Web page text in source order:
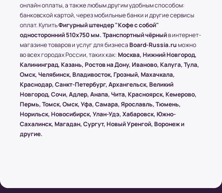
(!) Все товары защищены от внешнего
воздействия посредством специальной
упаковки.
Условия оплаты в интернет-
супермаркете Board-Russia.ru
Наличный расчет
Клиент может оплатить заказ после получения
товара от курьера. По запросу клиента
онлайн оплаты, а также любым другим удобным способом:
банковской картой, через мобильные банки и другие сервисы
оплат. КупитьФигурный штендер "Кофе с собой"
односторонний 510x750 мм. Транспортный чёрныйв интернет-
магазине товаров и услуг для бизнесаBoard-Russia.ruможно
во всех городах России, таких как:Москва, Нижний Новгород,
Калининград, Казань, Ростов на Дону, Иваново, Калуга, Тула,
Омск, Челябинск, Владивосток, Грозный, Махачкала,
Краснодар, Санкт-Петербург, Архангельск, Великий
Новгород, Сочи, Адлер, Анапа, Чита, Красноярск, Кемерово,
Пермь, Томск, Омск, Уфа, Самара, Ярославль, Тюмень,
Норильск, Новосибирск, Улан-Удэ, Хабаровск, Южно-
Сахалинск, Магадан, Сургут, Новый Уренгой, Воронеж и
другие.